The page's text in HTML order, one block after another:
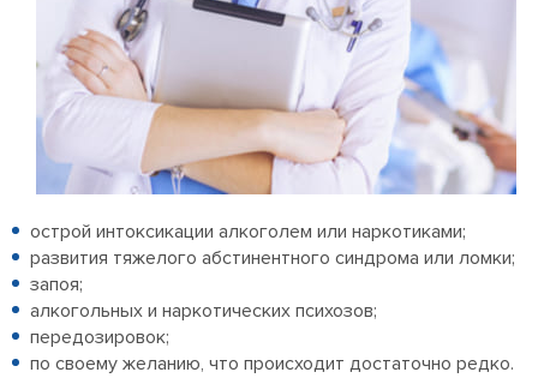
острой интоксикации алкоголем или наркотиками;
развития тяжелого абстинентного синдрома или ломки;
запоя;
алкогольных и наркотических психозов;
передозировок;
по своему желанию, что происходит достаточно редко.